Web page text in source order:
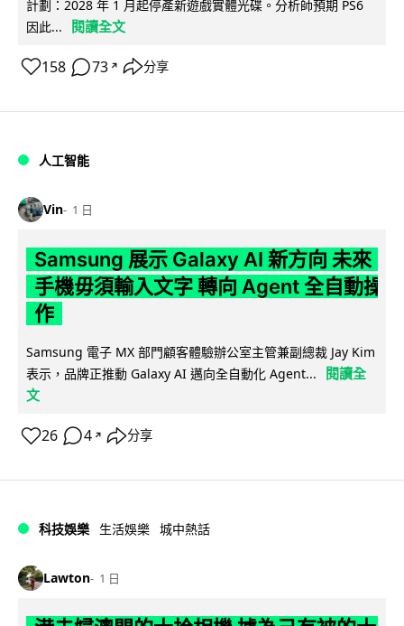
計劃：2028 年 1 月起停產新遊戲實體光碟。分析師預期 PS6
因此...
閱讀全文
158 73 ↗ 分享
人工智能
Vin 1 日
Samsung 展示 Galaxy AI 新方向 未來
手機毋須輸入文字 轉向 Agent 全自動操
作
Samsung 電子 MX 部門顧客體驗辦公室主管兼副總裁 Jay Kim
表示，品牌正推動 Galaxy AI 邁向全自動化 Agent...
閱讀全
文
26 4 ↗ 分享
科技娛樂 生活娛樂 城中熱話
Lawton 1 日